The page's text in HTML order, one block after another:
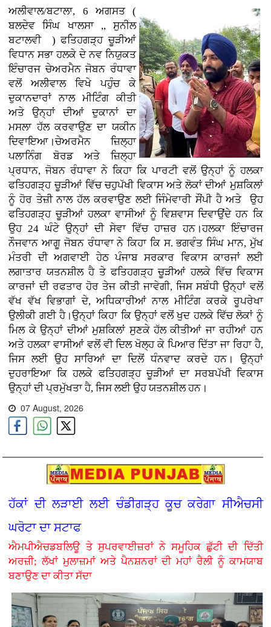
ਅਲੀਵਾਲ/ਬਟਾਲਾ, 6 ਅਗਸਤ (
ਬਲਦੇਵ ਸਿੰਘ ਖਾਲਸਾ ,, ਸੁਨੀਲ
ਬਟਾਲਵੀ ) ਫਤਿਹਗੜ੍ਹ ਚੂੜੀਆਂ
ਵਿਧਾਨ ਸਭਾ ਹਲਕੇ ਦੇ ਨਵ ਨਿਯੁਕਤ
ਇੰਚਾਰਜ ਚੇਅਰਮੈਨ ਜੋਬਨ ਰੰਧਾਵਾ
ਵਲੋਂ ਅਲੀਵਾਲ ਵਿਖੇ ਪਹੁੰਚ ਕੇ
ਦੁਕਾਨਦਾਰਾਂ ਨਾਲ ਮੀਟਿੰਗ ਕੀਤੀ
ਅਤੇ ਉਨ੍ਹਾਂ ਦੀਆਂ ਦੁਕਾਨਾਂ ਦਾ
ਮਸਲਾ ਹੱਲ ਕਰਵਾਉਣ ਦਾ ਯਕੀਨ
ਦਿਵਾਇਆ।ਚੇਅਰਮੈਨ ਜ਼ਿਲ੍ਹਾ
ਪਲਾਨਿੰਗ ਬੋਰਡ ਅਤੇ ਜ਼ਿਲ੍ਹਾ
ਪ੍ਰਧਾਨ, ਜੋਬਨ ਰੰਧਾਵਾ ਨੇ ਕਿਹਾ ਕਿ ਪਾਰਟੀ ਵਲੋਂ ਉਨ੍ਹਾਂ ਨੂੰ ਹਲਕਾ
ਫਤਿਹਗੜ੍ਹ ਚੂੜੀਆਂ ਵਿੱਚ ਚਹੁਪੱਖੀ ਵਿਕਾਸ ਅਤੇ ਲੋਕਾਂ ਦੀਆਂ ਮੁਸ਼ਕਿਲਾਂ
ਨੂੰ ਹੋਰ ਤੇਜ਼ੀ ਨਾਲ ਹੱਲ ਕਰਵਾਉਣ ਲਈ ਜਿੰਮੇਵਾਰੀ ਸੌਂਪੀ ਹੈ ਅਤੇ ਉਹ
ਫਤਿਹਗੜ੍ਹ ਚੂੜੀਆਂ ਹਲਕਾ ਵਾਸੀਆਂ ਨੂੰ ਵਿਸ਼ਵਾਸ ਦਿਵਾਉਂਦੇ ਹਨ ਕਿ
ਉਹ 24 ਘੰਟੇ ਉਨ੍ਹਾਂ ਦੀ ਸੇਵਾ ਵਿੱਚ ਹਾਜ਼ਰ ਹਨ।ਹਲਕਾ ਇੰਚਾਰਜ
ਨੌਜਵਾਨ ਆਗੂ ਜੋਬਨ ਰੰਧਾਵਾ ਨੇ ਕਿਹਾ ਕਿ ਸ. ਭਗਵੰਤ ਸਿੰਘ ਮਾਨ, ਮੁੱਖ
ਮੰਤਰੀ ਦੀ ਅਗਵਾਈ ਹੇਠ ਪੰਜਾਬ ਸਰਕਾਰ ਵਿਕਾਸ ਕਾਰਜਾਂ ਲਈ
ਲਗਾਤਾਰ ਯਤਨਸ਼ੀਲ ਹੈ ਤੇ ਫਤਿਹਗੜ੍ਹ ਚੂੜੀਆਂ ਹਲਕੇ ਵਿੱਚ ਵਿਕਾਸ
ਕਾਰਜਾਂ ਦੀ ਰਫਤਾਰ ਹੋਰ ਤੇਜ ਕੀਤੀ ਜਾਵੇਗੀ, ਜਿਸ ਸਬੰਧੀ ਉਨ੍ਹਾਂ ਵਲੋਂ
ਵੱਖ ਵੱਖ ਵਿਭਾਗਾਂ ਦੇ, ਅਧਿਕਾਰੀਆਂ ਨਾਲ ਮੀਟਿੰਗ ਕਰਕੇ ਰੂਪਰੇਖਾ
ਉਲੀਕੀ ਗਈ ਹੈ।ਉਨ੍ਹਾਂ ਕਿਹਾ ਕਿ ਉਨ੍ਹਾਂ ਵਲੋਂ ਖੁਦ ਹਲਕੇ ਵਿੱਚ ਲੋਕਾਂ ਨੂੰ
ਮਿਲ ਕੇ ਉਨ੍ਹਾਂ ਦੀਆਂ ਮੁਸ਼ਕਿਲਾਂ ਸੁਣਕੇ ਹੱਲ ਕੀਤੀਆਂ ਜਾ ਰਹੀਆਂ ਹਨ
ਅਤੇ ਹਲਕਾ ਵਾਸੀਆਂ ਵਲੋਂ ਵੀ ਦਿਲ ਖੋਲ੍ਹ ਕੇ ਪਿਆਰ ਦਿੱਤਾ ਜਾ ਰਿਹਾ ਹੈ,
ਜਿਸ ਲਈ ਉਹ ਸਾਰਿਆਂ ਦਾ ਦਿਲੋਂ ਧੰਨਵਾਦ ਕਰਦੇ ਹਨ। ਉਨ੍ਹਾਂ
ਦੁਹਰਾਇਆ ਕਿ ਹਲਕੇ ਫਤਿਹਗੜ੍ਹ ਚੂੜੀਆਂ ਦਾ ਸਰਬਪੱਖੀ ਵਿਕਾਸ
ਉਨ੍ਹਾਂ ਦੀ ਪ੍ਰਮੁੱਖਤਾ ਹੈ, ਜਿਸ ਲਈ ਉਹ ਯਤਨਸ਼ੀਲ ਹਨ।
07 August, 2026
ਹੱਕਾਂ ਦੀ ਲੜਾਈ ਲਈ ਚੰਡੀਗੜ੍ਹ ਕੂਚ ਕਰੇਗਾ ਸੀਐਚਸੀ
ਘਰੋਟਾ ਦਾ ਸਟਾਫ
ਐਮਪੀਐਚਡਬਲਿਊ ਤੇ ਸੁਪਰਵਾਈਜ਼ਰਾਂ ਨੇ ਸਮੂਹਿਕ ਛੁੱਟੀ ਦੀ ਦਿੱਤੀ
ਅਰਜ਼ੀ; ਲੱਖਾਂ ਮੁਲਾਜ਼ਮਾਂ ਅਤੇ ਪੈਨਸ਼ਨਰਾਂ ਦੀ ਮਹਾਂ ਰੈਲੀ ਨੂੰ ਕਾਮਯਾਬ
ਬਣਾਉਣ ਦਾ ਕੀਤਾ ਸੱਦਾ